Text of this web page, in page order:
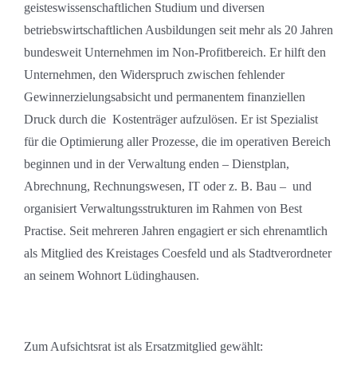
geisteswissenschaftlichen Studium und diversen
betriebswirtschaftlichen Ausbildungen seit mehr als 20 Jahren
bundesweit Unternehmen im Non-Profitbereich. Er hilft den
Unternehmen, den Widerspruch zwischen fehlender
Gewinnerzielungsabsicht und permanentem finanziellen
Druck durch die Kostenträger aufzulösen. Er ist Spezialist
für die Optimierung aller Prozesse, die im operativen Bereich
beginnen und in der Verwaltung enden – Dienstplan,
Abrechnung, Rechnungswesen, IT oder z. B. Bau – und
organisiert Verwaltungsstrukturen im Rahmen von Best
Practise. Seit mehreren Jahren engagiert er sich ehrenamtlich
als Mitglied des Kreistages Coesfeld und als Stadtverordneter
an seinem Wohnort Lüdinghausen.
Zum Aufsichtsrat ist als Ersatzmitglied gewählt: